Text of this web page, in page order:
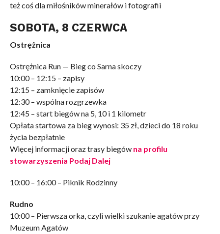
też coś dla miłośników minerałów i fotografii
SOBOTA, 8 CZERWCA
Ostrężnica
Ostrężnica Run — Bieg co Sarna skoczy
10:00 – 12:15 – zapisy
12:15 – zamknięcie zapisów
12:30 – wspólna rozgrzewka
12:45 – start biegów na 5, 10 i 1 kilometr
Opłata startowa za bieg wynosi: 35 zł, dzieci do 18 roku
życia bezpłatnie
Więcej informacji oraz trasy biegów na profilu
stowarzyszenia Podaj Dalej
10:00 – 16:00 – Piknik Rodzinny
Rudno
10:00 – Pierwsza orka, czyli wielki szukanie agatów przy
Muzeum Agatów